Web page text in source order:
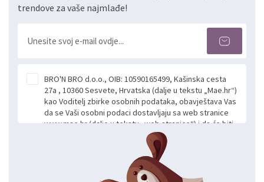
trendove za vaše najmlađe!
BRO'N BRO d.o.o., OIB: 10590165499, Kašinska cesta
27a , 10360 Sesvete, Hrvatska (dalje u tekstu „Mae.hr“)
kao Voditelj zbirke osobnih podataka, obavještava Vas
da se Vaši osobni podaci dostavljaju sa web stranice
www.mae.hr (dalje u tekstu „web stranice“) i da će biti
obrađeni. Prihvaćanjem ove Izjave smatra se da
slobodno i izričito dajete privolu za prikupljanje i daljnju
obradu Vaših osobnih podataka koje ustupate Mae.hr
putem ovih web stranica u svrhu odgovora i daljnje
komunikacije na Vaš upit poslan kroz kontakt obrazac.